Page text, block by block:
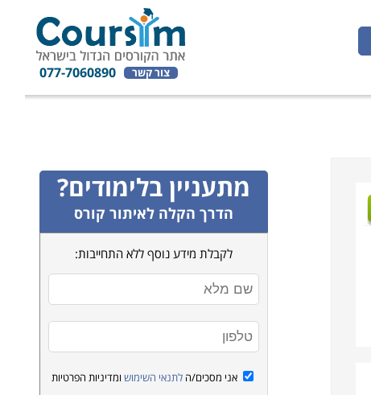
צור קשר 077-7060890
מתעניין בלימודים?
הדרך הקלה לאיתור קורס
לקבלת מידע נוסף ללא התחייבות:
אני מסכים/הלתנאי השימוש ומדיניות הפרטיות